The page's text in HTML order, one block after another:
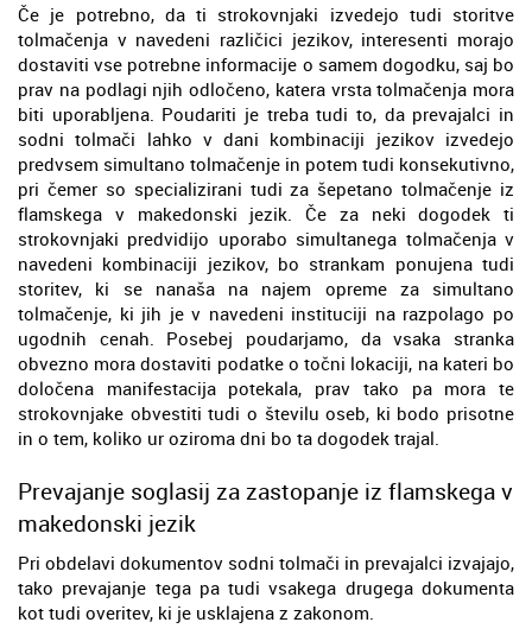
Če je potrebno, da ti strokovnjaki izvedejo tudi storitve
tolmačenja v navedeni različici jezikov, interesenti morajo
dostaviti vse potrebne informacije o samem dogodku, saj bo
prav na podlagi njih odločeno, katera vrsta tolmačenja mora
biti uporabljena. Poudariti je treba tudi to, da prevajalci in
sodni tolmači lahko v dani kombinaciji jezikov izvedejo
predvsem simultano tolmačenje in potem tudi konsekutivno,
pri čemer so specializirani tudi za šepetano tolmačenje iz
flamskega v makedonski jezik. Če za neki dogodek ti
strokovnjaki predvidijo uporabo simultanega tolmačenja v
navedeni kombinaciji jezikov, bo strankam ponujena tudi
storitev, ki se nanaša na najem opreme za simultano
tolmačenje, ki jih je v navedeni instituciji na razpolago po
ugodnih cenah. Posebej poudarjamo, da vsaka stranka
obvezno mora dostaviti podatke o točni lokaciji, na kateri bo
določena manifestacija potekala, prav tako pa mora te
strokovnjake obvestiti tudi o številu oseb, ki bodo prisotne
in o tem, koliko ur oziroma dni bo ta dogodek trajal.
Prevajanje soglasij za zastopanje iz flamskega v
makedonski jezik
Pri obdelavi dokumentov sodni tolmači in prevajalci izvajajo,
tako prevajanje tega pa tudi vsakega drugega dokumenta
kot tudi overitev, ki je usklajena z zakonom.